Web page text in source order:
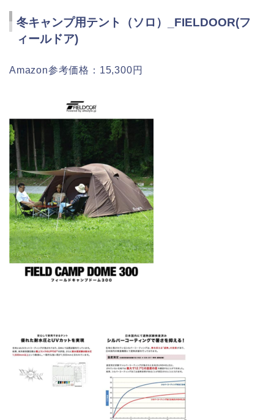
冬キャンプ用テント（ソロ）_FIELDOOR(フ
ィールドア)
Amazon参考価格：15,300円